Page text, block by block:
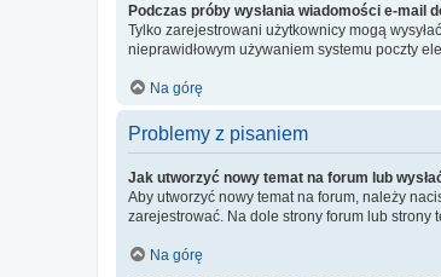
Podczas próby wysłania wiadomości e-mail
Tylko zarejestrowani użytkownicy mogą
nieprawidłowym używaniem systemu poczty
Na górę
Problemy z pisaniem
Jak utworzyć nowy temat na forum lub
Aby utworzyć nowy temat na forum, należy
zarejestrować. Na dole strony forum lub strony
Na górę